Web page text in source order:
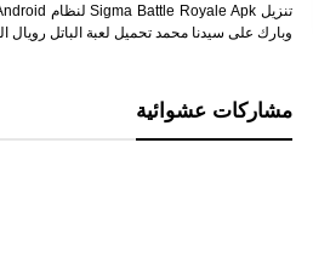
وبارك على سيدنا محمد تحميل لعبة الباتل رويال
مشاركات عشوائية